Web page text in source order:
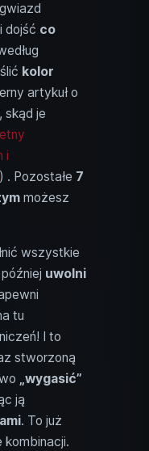
dojść co
kolor
artykuł o
skąd je
i
) . Pozostałe 7
możesz
wszystkie
uwolni
tu
I to
stworzoną
„wygasić”
ją
. To już